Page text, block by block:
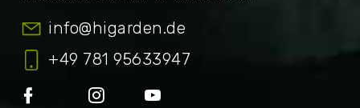
info@higarden.de
+49 781 95633947